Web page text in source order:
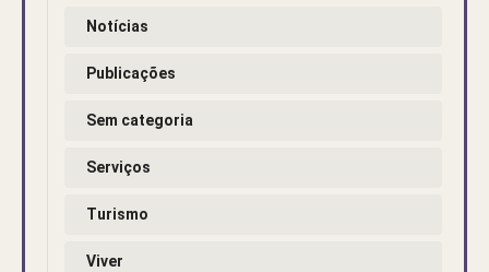
Notícias
Publicações
Sem categoria
Serviços
Turismo
Viver